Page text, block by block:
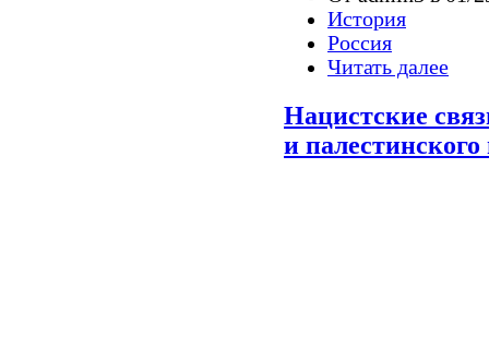
История
Россия
Читать далее
Нацистские
и